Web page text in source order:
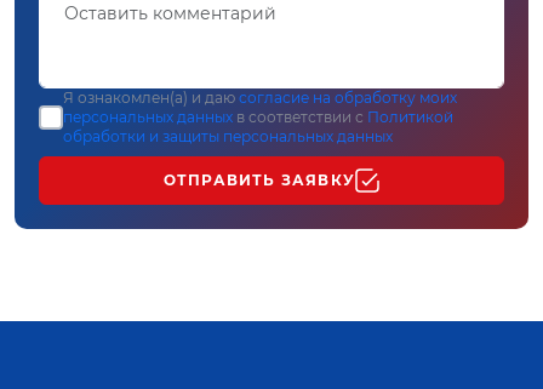
Я ознакомлен(а) и даю согласие на обработку моих
персональных данных в соответствии с Политикой
обработки и защиты персональных данных
ОТПРАВИТЬ ЗАЯВКУ